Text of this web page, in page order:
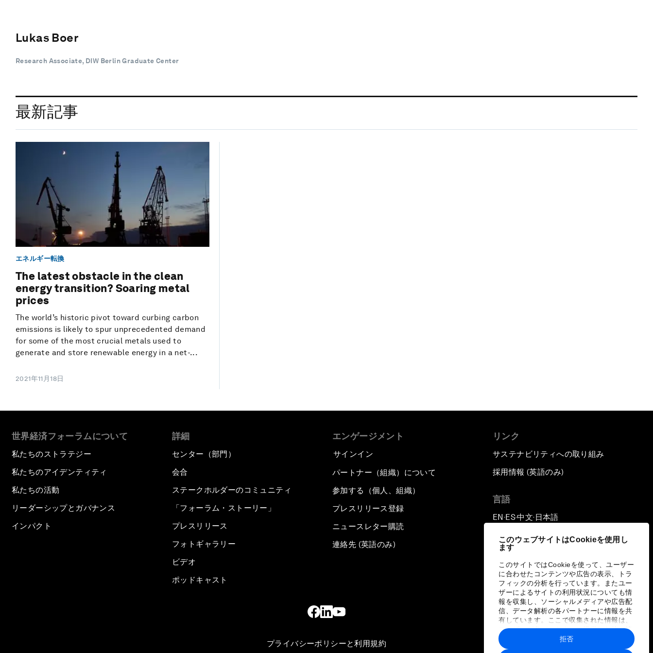
このウェブサイトはCookieを使用し
ます
このサイトではCookieを使って、ユーザー
に合わせたコンテンツや広告の表示、トラ
フィックの分析を行っています。またユー
ザーによるサイトの利用状況についても情
報を収集し、ソーシャルメディアや広告配
信、データ解析の各パートナーに情報を共
有しています。ここで収集された情報は、
ユーザーが各パートナーに提供した他の情
報や各パートナーのサービスを使用した際
に収集された情報と組み合わされ、各パー
拒否
Lukas Boer
Research Associate, DIW Berlin Graduate Center
最新記事
エネルギー転換
The latest obstacle in the clean
energy transition? Soaring metal
prices
The world’s historic pivot toward curbing carbon
emissions is likely to spur unprecedented demand
for some of the most crucial metals used to
generate and store renewable energy in a net-...
2021年11月18日
世界経済フォーラムについて
私たちのストラテジー
私たちのアイデンティティ
私たちの活動
リーダーシップとガバナンス
インパクト
詳細
センター（部門）
会合
ステークホルダーのコミュニティ
「フォーラム・ストーリー」
プレスリリース
フォトギャラリー
ビデオ
ポッドキャスト
エンゲージメント
サインイン
パートナー（組織）について
参加する（個人、組織）
プレスリリース登録
ニュースレター購読
連絡先 (英語のみ)
リンク
サステナビリティへの取り組み
採用情報 (英語のみ)
言語
EN ▪ ES▪中文▪ 日本語
プライバシーポリシーと利用規約